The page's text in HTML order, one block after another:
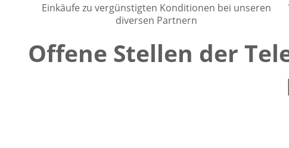
Einkäufe zu vergünstigten Konditionen bei unseren
diversen Partnern
Offene Stellen der